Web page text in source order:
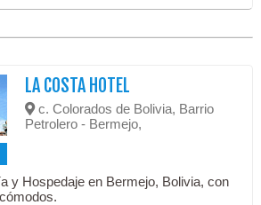
LA COSTA HOTEL
c. Colorados de Bolivia, Barrio
Petrolero - Bermejo,
y Hospedaje en Bermejo, Bolivia, con